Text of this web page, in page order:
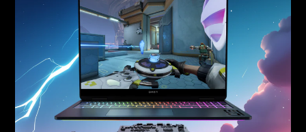
ตัวเลือกสี
Shadow Black, Ceramic White
การเชื่อมต่อแบบไร้สาย